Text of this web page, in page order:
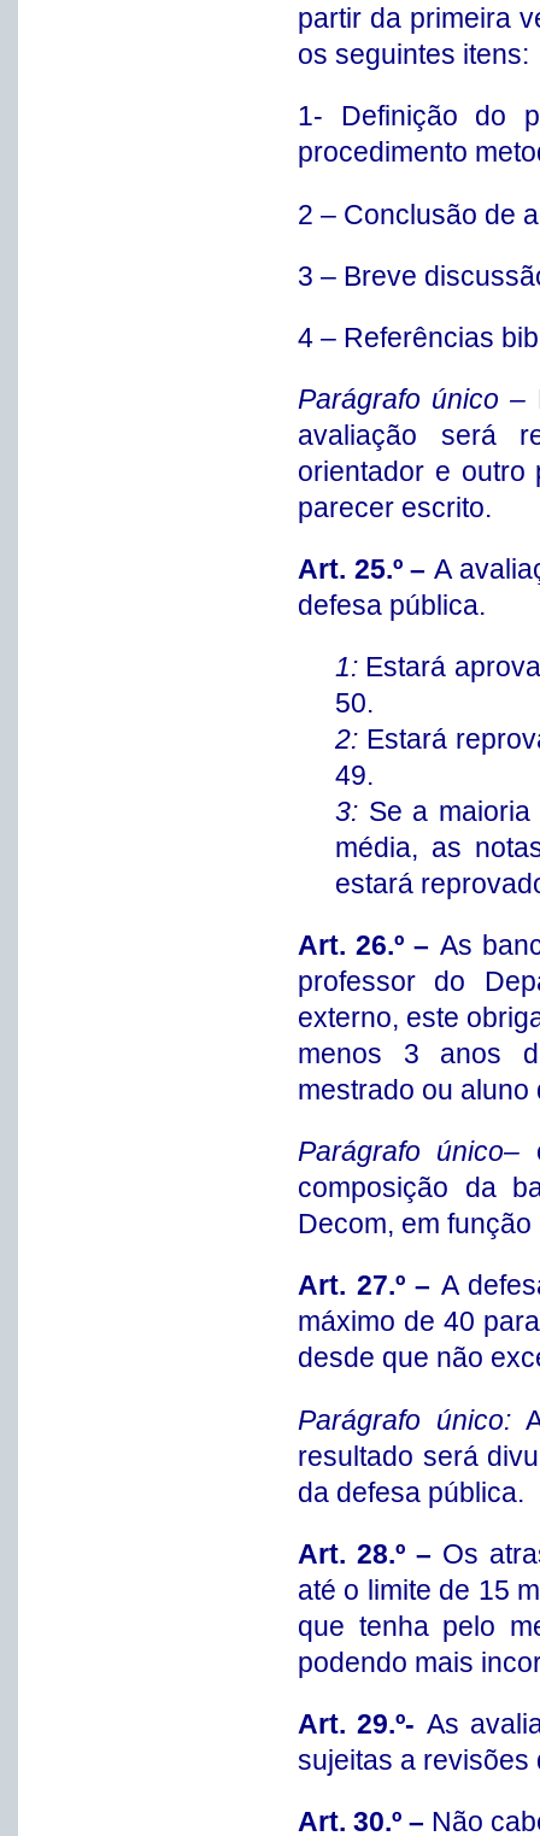
partir da primeira
os seguintes itens:
1- Definição do
procedimento
2 – Conclusão de
3 – Breve
4 – Referências
Parágrafo único –
avaliação será
orientador e outro
parecer escrito.
Art. 25.º – A
defesa pública.
1: Estará
50.
2: Estará
49.
3: Se a
média, as
estará
Art. 26.º – As
professor do
externo, este
menos 3 anos
mestrado ou aluno
Parágrafo único–
composição da
Decom, em
Art. 27.º – A
máximo de 40
desde que não
Parágrafo único:
resultado será
da defesa pública.
Art. 28.º – Os
até o limite de 15
que tenha pelo
podendo mais
Art. 29.º- As
sujeitas a revisões
Art. 30.º – Não